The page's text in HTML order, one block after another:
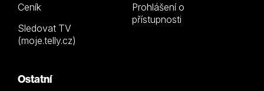
Ceník
Sledovat TV
(moje.telly.cz)
Prohlášení o
přístupnosti
Ostatní